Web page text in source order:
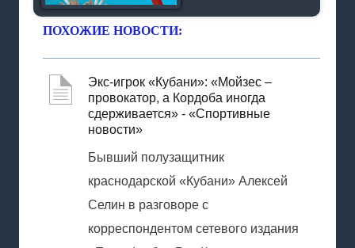
ПОХОЖИЕ НОВОСТИ:
Экс-игрок «Кубани»: «Мойзес –
провокатор, а Кордоба иногда
сдерживается» - «Спортивные
новости»
Бывший полузащитник
краснодарской «Кубани» Алексей
Селин в разговоре с
корреспондентом сетевого издания